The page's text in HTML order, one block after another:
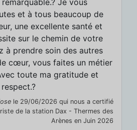
Je vous
et à tous beaucoup de
une excellente santé et
sur le chemin de votre
à prendre soin des autres
cœur, vous faites un métier
toute ma gratitude et
le 29/06/2026 qui nous a certifié
de la station Dax - Thermes des
Arènes en Juin 2026